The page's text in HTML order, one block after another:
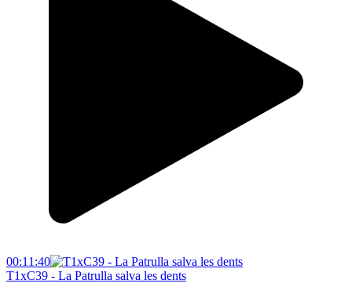
00:11:40
T1xC39 - La Patrulla salva les dents